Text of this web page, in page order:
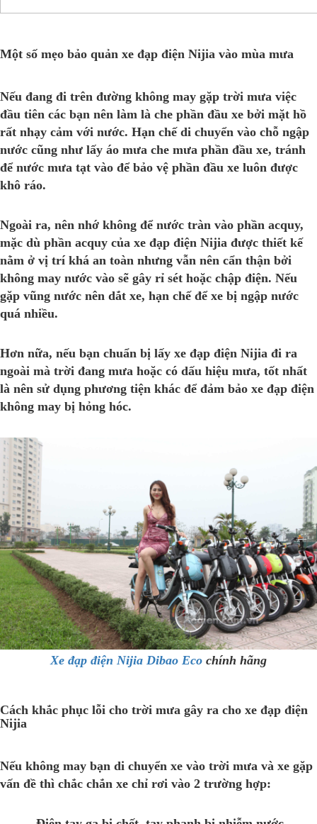
Một số mẹo bảo quản xe đạp điện Nijia vào mùa mưa
Nếu đang đi trên đường không may gặp trời mưa việc
đầu tiên các bạn nên làm là che phần đầu xe bởi mặt hồ
rất nhạy cảm với nước. Hạn chế di chuyển vào chỗ ngập
nước cũng như lấy áo mưa che mưa phần đầu xe, tránh
để nước mưa tạt vào để bảo vệ phần đầu xe luôn được
khô ráo.
Ngoài ra, nên nhớ không để nước tràn vào phần acquy,
mặc dù phần acquy của xe đạp điện Nijia được thiết kế
nằm ở vị trí khá an toàn nhưng vẫn nên cẩn thận bởi
không may nước vào sẽ gây rỉ sét hoặc chập điện. Nếu
gặp vũng nước nên dắt xe, hạn chế để xe bị ngập nước
quá nhiều.
Hơn nữa, nếu bạn chuẩn bị lấy xe đạp điện Nijia đi ra
ngoài mà trời đang mưa hoặc có dấu hiệu mưa, tốt nhất
là nên sử dụng phương tiện khác để đảm bảo xe đạp điện
không may bị hỏng hóc.
Xe đạp điện Nijia Dibao Eco chính hãng
Cách khắc phục lỗi cho trời mưa gây ra cho xe đạp điện
Nijia
Nếu không may bạn di chuyển xe vào trời mưa và xe gặp
vấn đề thì chắc chắn xe chỉ rơi vào 2 trường hợp: